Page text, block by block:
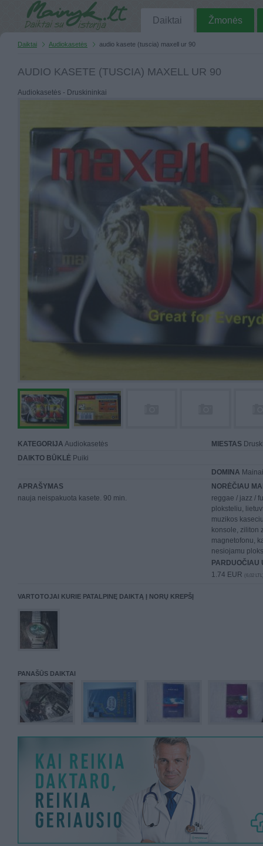
Daiktai Žmonės
Daiktai Audiokasetės audio kasete (tuscia) maxell ur 90
AUDIO KASETE (TUSCIA) MAXELL UR 90
Audiokasetės - Druskininkai
KATEGORIJA Audiokasetės MIESTAS
DAIKTO BŪKLĖ Puiki
DOMINA
APRAŠYMAS
nauja neispakuota kasete. 90 min.
NORĖČIAU
reggae / jazz /
ploksteliu,
muzikos
konsole, ziliton
magnetofonu,
nesiojamu
PARDUOČIAU
1.74 EUR (6,02
VARTOTOJAI KURIE PATALPINĘ DAIKTĄ Į NORŲ KREPŠĮ
PANAŠŪS DAIKTAI